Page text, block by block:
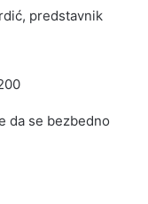
predstavnik
da se bezbedno